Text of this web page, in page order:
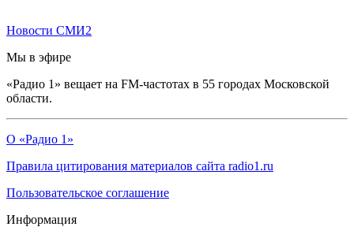
Новости СМИ2
Мы в эфире
«Радио 1» вещает на FM-частотах в 55 городах Московской
области.
О «Радио 1»
Правила цитирования материалов сайта radio1.ru
Пользовательское соглашение
Информация